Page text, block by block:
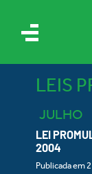
LEIS
JULHO
LEI
2004
Publicada em